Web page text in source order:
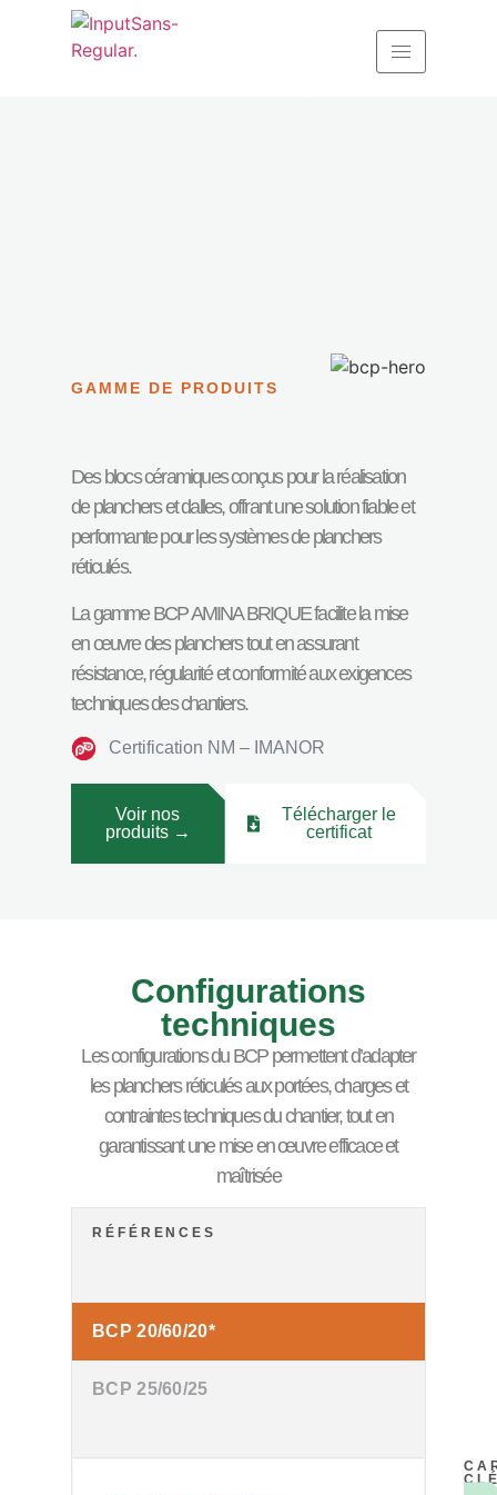
GAMME DE PRODUITS
Des blocs céramiques conçus pour la réalisation
de planchers et dalles, offrant une solution fiable et
performante pour les systèmes de planchers
réticulés.
La gamme BCP AMINA BRIQUE facilite la mise
en œuvre des planchers tout en assurant
résistance, régularité et conformité aux exigences
techniques des chantiers.
Certification NM – IMANOR
Voir nos
produits →
Télécharger le
certificat
Configurations
techniques
Les configurations du BCP permettent d’adapter
les planchers réticulés aux portées, charges et
contraintes techniques du chantier, tout en
garantissant une mise en œuvre efficace et
maîtrisée
BCP 20/60/20*
BCP 25/60/25